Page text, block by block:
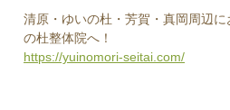
清原・ゆいの杜・芳賀・真岡周辺
の杜整体院へ！
https://yuinomori-seitai.com/